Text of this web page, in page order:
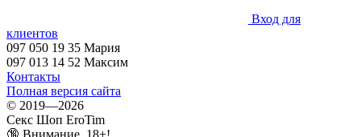
Вход для
клиентов
097 050 19 35 Мария
097 013 14 52 Максим
Контакты
Полная версия сайта
© 2019—2026
Секс Шоп EroTim